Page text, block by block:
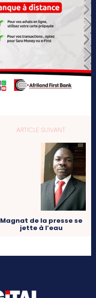
ARTICLE SUIVANT
Magnat de la presse se
jette à l’eau